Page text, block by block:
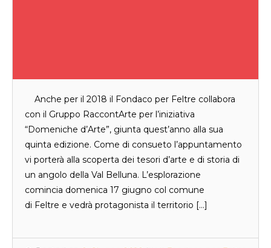
Anche per il 2018 il Fondaco per Feltre collabora
con il Gruppo RaccontArte per l’iniziativa
“Domeniche d’Arte”, giunta quest’anno alla sua
quinta edizione. Come di consueto l’appuntamento
vi porterà alla scoperta dei tesori d’arte e di storia di
un angolo della Val Belluna. L’esplorazione
comincia domenica 17 giugno col comune
di Feltre e vedrà protagonista il territorio […]